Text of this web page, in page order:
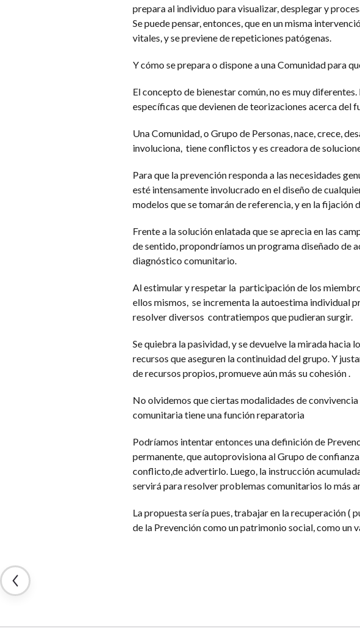
prepara al individuo para visualizar, desplegar y
Se puede pensar, entonces, que en un misma
vitales, y se previene de repeticiones patógenas.
Y cómo se prepara o dispone a una Comunidad para
El concepto de bienestar común, no es muy
específicas que devienen de teorizaciones acerca del
Una Comunidad, o Grupo de Personas, nace, crece,
involuciona, tiene conflictos y es creadora de
Para que la prevención responda a las necesidades
esté intensamente involucrado en el diseño de
modelos que se tomarán de referencia, y en la fijación
Frente a la solución enlatada que se aprecia en las
de sentido, propondríamos un programa diseñado de
diagnóstico comunitario.
Al estimular y respetar la participación de los
ellos mismos, se incrementa la autoestima individual
resolver diversos contratiempos que pudieran surgir.
Se quiebra la pasividad, y se devuelve la mirada hacia
recursos que aseguren la continuidad del grupo. Y
de recursos propios, promueve aún más su cohesión .
No olvidemos que ciertas modalidades de
comunitaria tiene una función reparatoria
Podríamos intentar entonces una definición de
permanente, que autoprovisiona al Grupo de
conflicto,de advertirlo. Luego, la instrucción
servirá para resolver problemas comunitarios lo más
La propuesta sería pues, trabajar en la recuperación (
de la Prevención como un patrimonio social, como un